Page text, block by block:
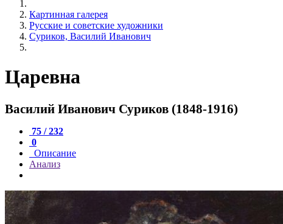
Картинная галерея
Русские и советские художники
Суриков, Василий Иванович
Царевна
Василий Иванович Суриков (1848-1916)
75 / 232
0
Описание
Анализ